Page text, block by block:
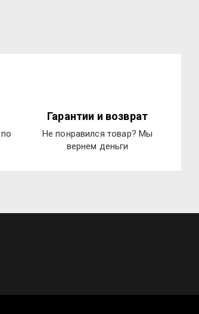
Гарантии и возврат
Не понравился товар? Мы
вернем деньги